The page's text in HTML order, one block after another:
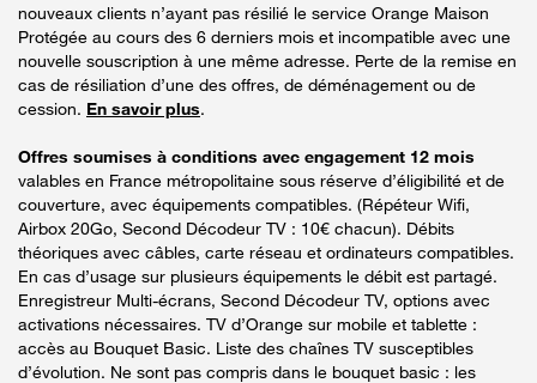
nouveaux clients n’ayant pas résilié le service Orange Maison
Protégée au cours des 6 derniers mois et incompatible avec une
nouvelle souscription à une même adresse. Perte de la remise en
cas de résiliation d’une des offres, de déménagement ou de
cession. En savoir plus.
Offres soumises à conditions avec engagement 12 mois
valables en France métropolitaine sous réserve d’éligibilité et de
couverture, avec équipements compatibles. (Répéteur Wifi,
Airbox 20Go, Second Décodeur TV : 10€ chacun). Débits
théoriques avec câbles, carte réseau et ordinateurs compatibles.
En cas d’usage sur plusieurs équipements le débit est partagé.
Enregistreur Multi-écrans, Second Décodeur TV, options avec
activations nécessaires. TV d’Orange sur mobile et tablette :
accès au Bouquet Basic. Liste des chaînes TV susceptibles
d’évolution. Ne sont pas compris dans le bouquet basic : les